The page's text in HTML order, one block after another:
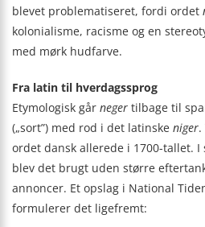
blevet problematiseret, fordi ordet
kolonialisme, racisme og en
med mørk hudfarve.
Fra latin til hverdagssprog
Etymologisk går neger tilbage til
(„sort”) med rod i det latinske niger.
ordet dansk allerede i 1700-tallet.
blev det brugt uden større
annoncer. Et opslag i National
formulerer det ligefremt: